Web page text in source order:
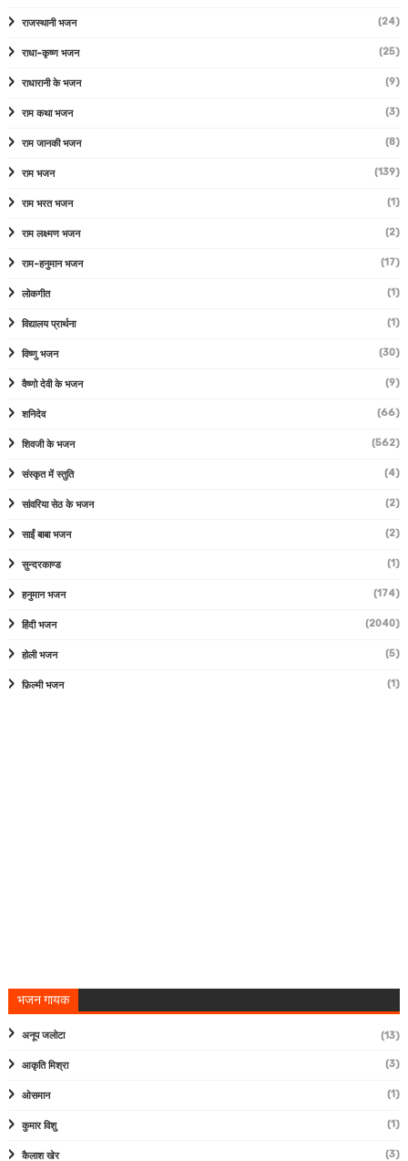
राजस्थानी भजन (24)
राधा-कृष्ण भजन (25)
राधारानी के भजन (9)
राम कथा भजन (3)
राम जानकी भजन (8)
राम भजन (139)
राम भरत भजन (1)
राम लक्ष्मण भजन (2)
राम-हनुमान भजन (17)
लोकगीत (1)
विद्यालय प्रार्थना (1)
विष्णु भजन (30)
वैष्णो देवी के भजन (9)
शनिदेव (66)
शिवजी के भजन (562)
संस्कृत में स्तुति (4)
सांवरिया सेठ के भजन (2)
साईं बाबा भजन (2)
सुन्दरकाण्ड (1)
हनुमान भजन (174)
हिंदी भजन (2040)
होली भजन (5)
फ़िल्मी भजन (1)
भजन गायक
अनूप जलोटा (13)
आकृति मिश्रा (3)
ओसमान (1)
कुमार विशु (1)
कैलाश खेर (3)